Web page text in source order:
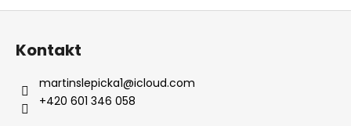
ý
u
Z
Kontakt
martinslepicka1@icloud.com
+420 601 346 058